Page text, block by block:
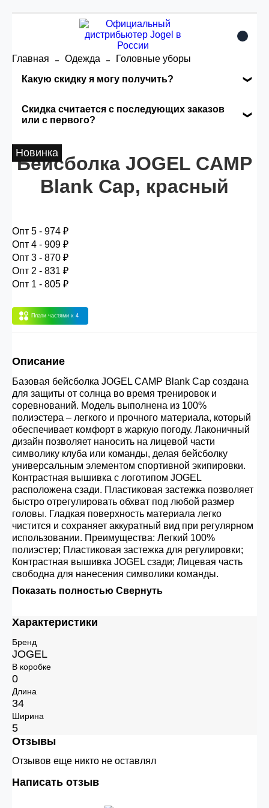
Главная Одежда
Головные уборы
Какую скидку я могу получить?
заказа, общая сумма заказа считается по
розничной цене
Опт 4 (30%) -
30.000 рублей.
Опт 3(33%)
200.000 рублей.
Опт 1(38%) -сумма всех заказов за 6 месяцев -
400.000 рублей.
Скидка считается с последующих заказов
или с первого?
Скидка считается с первого заказа и
автоматически активизируется в корзине вашего
заказа.
Новинка
Бейсболка JOGEL CAMP
Blank Cap, красный
Опт 5 - 974 ₽
Опт 4 - 909 ₽
Опт 3 - 870 ₽
Опт 2 - 831 ₽
Опт 1 - 805 ₽
Плати частями x 4
Описание
Базовая бейсболка JOGEL CAMP Blank Cap создана
для защиты от солнца во время тренировок и
соревнований. Модель выполнена из 100%
полиэстера – легкого и прочного материала, который
обеспечивает комфорт в жаркую погоду. Лаконичный
дизайн позволяет наносить на лицевой части
символику клуба или команды, делая бейсболку
универсальным элементом спортивной экипировки.
Контрастная вышивка с логотипом JOGEL
расположена сзади. Пластиковая застежка позволяет
быстро отрегулировать обхват под любой размер
головы. Гладкая поверхность материала легко
чистится и сохраняет аккуратный вид при регулярном
использовании. Преимущества: Легкий 100%
полиэстер; Пластиковая застежка для регулировки;
Контрастная вышивка JOGEL сзади; Лицевая часть
свободна для нанесения символики команды.
Показать полностью Свернуть
Характеристики
Бренд
JOGEL
В коробке
0
Длина
34
Ширина
5
Отзывы
Отзывов еще никто не оставлял
Написать отзыв